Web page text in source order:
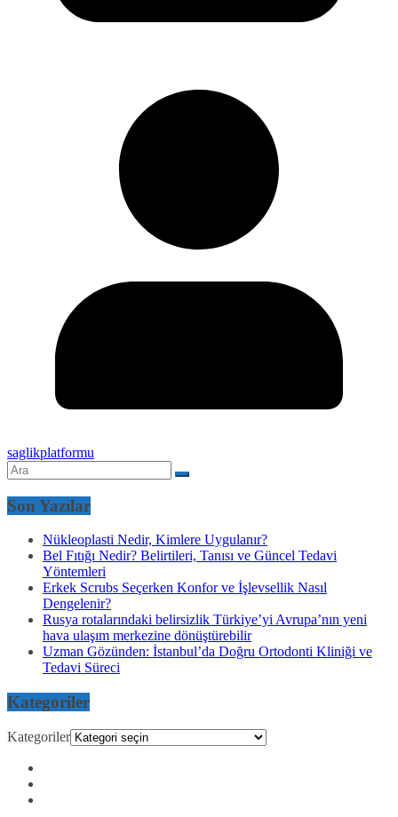
saglikplatformu
Son Yazılar
Nükleoplasti Nedir, Kimlere Uygulanır?
Bel Fıtığı Nedir? Belirtileri, Tanısı ve Güncel Tedavi
Yöntemleri
Erkek Scrubs Seçerken Konfor ve İşlevsellik Nasıl
Dengelenir?
Rusya rotalarındaki belirsizlik Türkiye’yi Avrupa’nın yeni
hava ulaşım merkezine dönüştürebilir
Uzman Gözünden: İstanbul’da Doğru Ortodonti Kliniği ve
Tedavi Süreci
Kategoriler
Kategoriler